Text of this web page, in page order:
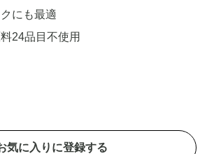
にも最適
24品目不使用
気に入りに登録する